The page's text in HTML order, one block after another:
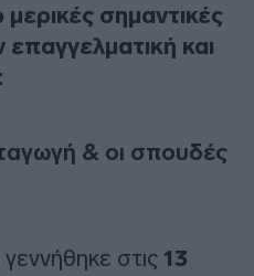
σημαντικές
και
& οι σπουδές
στις 13